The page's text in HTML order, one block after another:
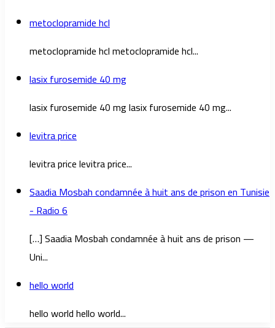
metoclopramide hcl
metoclopramide hcl metoclopramide hcl...
lasix furosemide 40 mg
lasix furosemide 40 mg lasix furosemide 40 mg...
levitra price
levitra price levitra price...
Saadia Mosbah condamnée à huit ans de prison en Tunisie
- Radio 6
[…] Saadia Mosbah condamnée à huit ans de prison —
Uni...
hello world
hello world hello world...